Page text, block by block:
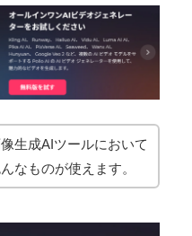
生成AIツールにおいて
なものが使えます。